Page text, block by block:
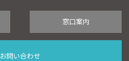
窓口案内
お問い合わせ